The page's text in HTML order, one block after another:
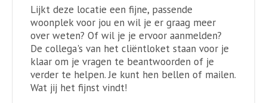
Lijkt deze locatie een fijne, passende
woonplek voor jou en wil je er graag meer
over weten? Of wil je je ervoor aanmelden?
De collega's van het cliëntloket staan voor je
klaar om je vragen te beantwoorden of je
verder te helpen. Je kunt hen bellen of mailen.
Wat jij het fijnst vindt!